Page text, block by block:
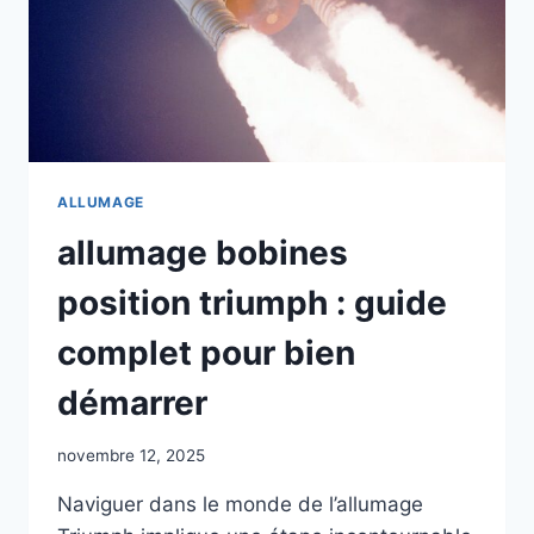
ALLUMAGE
allumage bobines
position triumph : guide
complet pour bien
démarrer
novembre 12, 2025
Naviguer dans le monde de l’allumage